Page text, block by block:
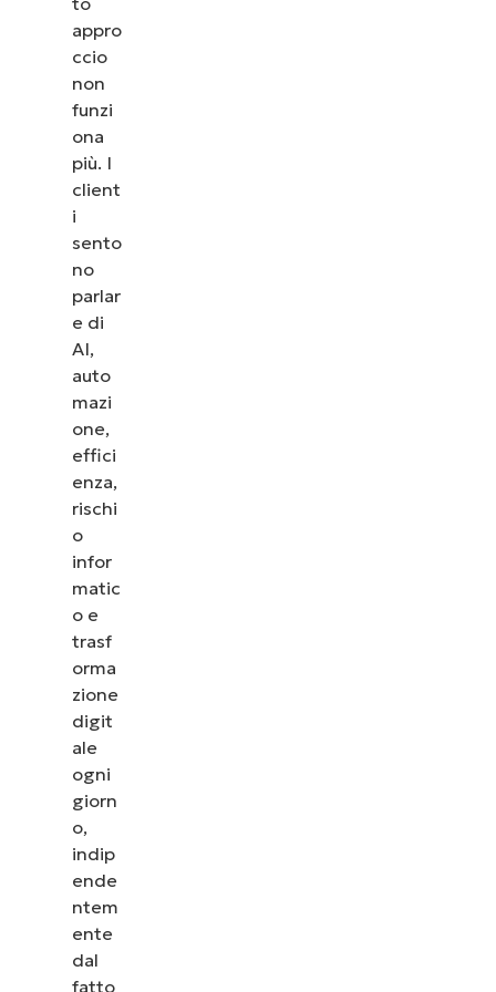
appro
ccio
non
funzi
ona
più. I
client
i
sento
no
parlar
e di
AI,
auto
mazi
one,
effici
enza,
rischi
o
infor
matic
o e
trasf
orma
zione
digit
ale
ogni
giorn
o,
indip
ende
ntem
ente
dal
fatto